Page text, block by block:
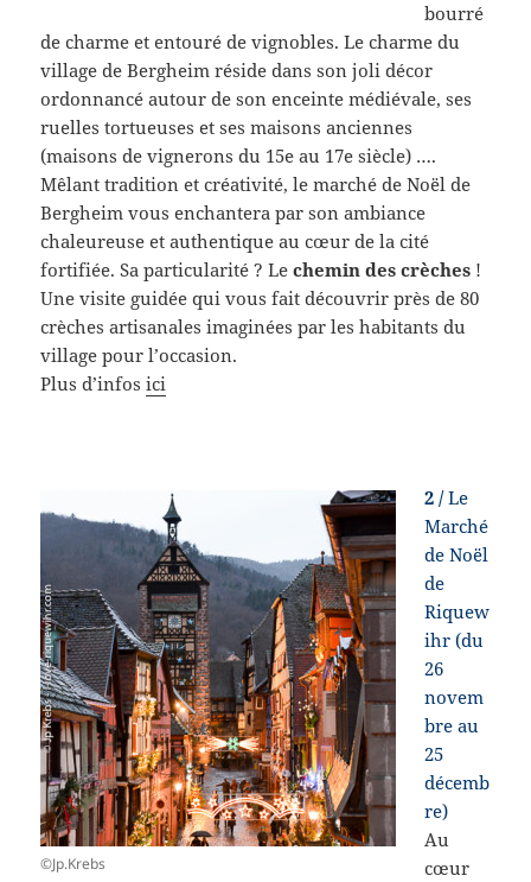
bourré
de charme et entouré de vignobles. Le charme du
village de Bergheim réside dans son joli décor
ordonnancé autour de son enceinte médiévale, ses
ruelles tortueuses et ses maisons anciennes
(maisons de vignerons du 15e au 17e siècle) ….
Mêlant tradition et créativité, le marché de Noël de
Bergheim vous enchantera par son ambiance
chaleureuse et authentique au cœur de la cité
fortifiée. Sa particularité ? Lechemin des crèches !
Une visite guidée qui vous fait découvrir près de 80
crèches artisanales imaginées par les habitants du
village pour l’occasion.
Plus d’infosici
©Jp.Krebs
2 /Le
Marché
de Noël
de
Riquew
ihr (du
26
novem
bre au
25
décemb
re)
Au
cœur